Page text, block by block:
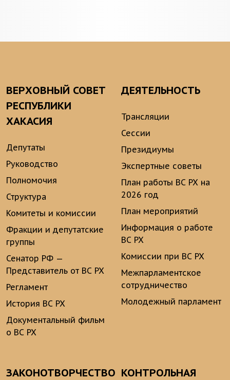
ВЕРХОВНЫЙ СОВЕТ
РЕСПУБЛИКИ
ХАКАСИЯ
Депутаты
Руководство
Полномочия
Структура
Комитеты и комиссии
Фракции и депутатские
группы
Сенатор РФ —
Представитель от ВС РХ
Регламент
История ВС РХ
Документальный фильм
о ВС РХ
ДЕЯТЕЛЬНОСТЬ
Трансляции
Сессии
Президиумы
Экспертные советы
План работы ВС РХ на
2026 год
План мероприятий
Информация о работе
ВС РХ
Комиссии при ВС РХ
Межпарламентское
сотрудничество
Молодежный парламент
ЗАКОНОТВОРЧЕСТВО КОНТРОЛЬНАЯ